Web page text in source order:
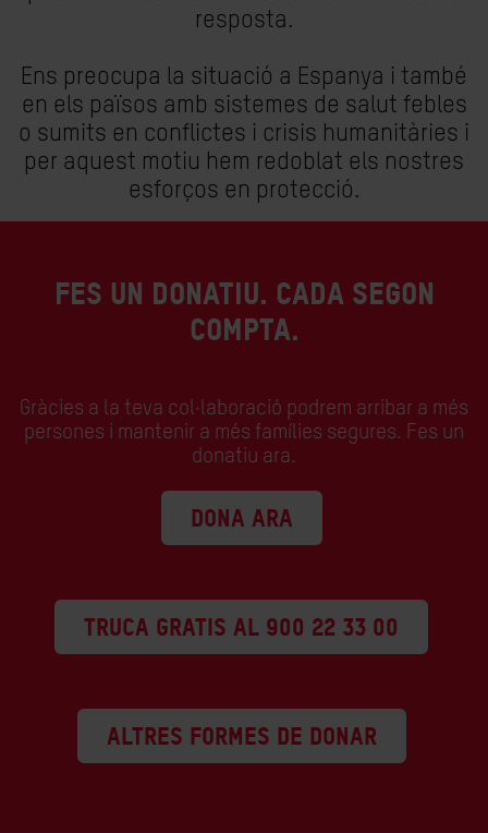
resposta.
Ens preocupa la situació a Espanya i també
en els països amb sistemes de salut febles
o sumits en conflictes i crisis humanitàries i
per aquest motiu hem redoblat els nostres
esforços en protecció.
FES UN DONATIU. CADA SEGON
COMPTA.
Gràcies a la teva col·laboració podrem arribar a més
persones i mantenir a més famílies segures. Fes un
donatiu ara.
DONA ARA
TRUCA GRATIS AL 900 22 33 00
ALTRES FORMES DE DONAR